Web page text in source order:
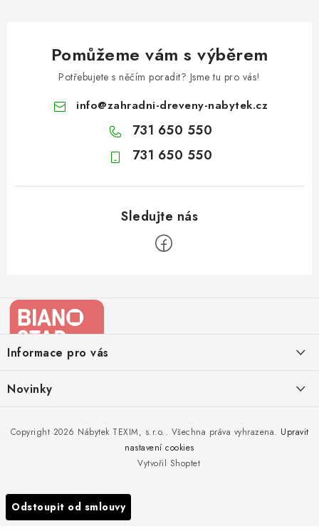
Pomůžeme vám s výběrem
Potřebujete s něčím poradit? Jsme tu pro vás!
info@zahradni-dreveny-nabytek.cz
731 650 550
731 650 550
aInformace pro vás
Kontakty
Doprava nábytku k Vám
Reklamace
Novinky
to!
Nakupujte zahradní nábytek i v zimě
Podzimní očista a úklid zahradního nábytku
Vytvořil Shoptet
Copyright 2026 Nábytek TEXIM, s.r.o.. Všechna práva vyhrazena. Upravit
nastavení cookies
Odstoupit od smlouvy